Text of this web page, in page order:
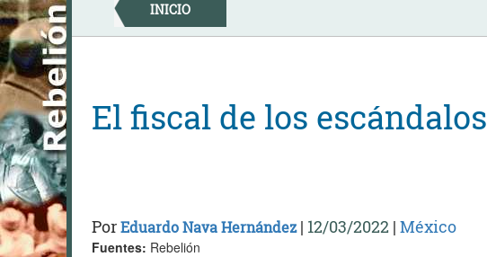
Skip
to
content
INICIO
El fiscal de los escándalos
PorEduardo Nava Hernández| 12/03/2022 | México
Fuentes: Rebelión